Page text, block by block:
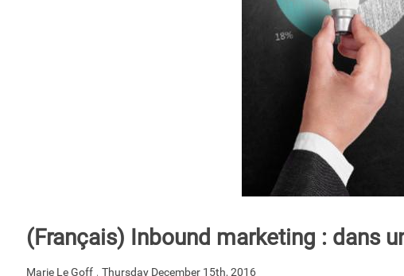
(Français) Inbound marketing : dans
Marie Le Goff , Thursday December 15th, 2016